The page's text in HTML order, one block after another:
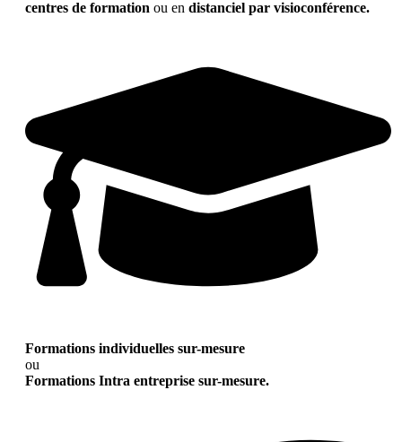
centres de formation ou en distanciel par visioconférence.
Formations individuelles sur-mesure
ou
Formations Intra entreprise sur-mesure.